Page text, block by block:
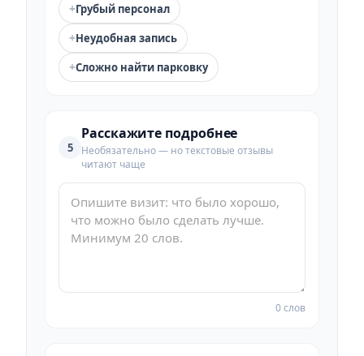
+Грубый персонал
+Неудобная запись
+Сложно найти парковку
5
Расскажите подробнее
Необязательно — но текстовые отзывы
читают чаще
0 слов